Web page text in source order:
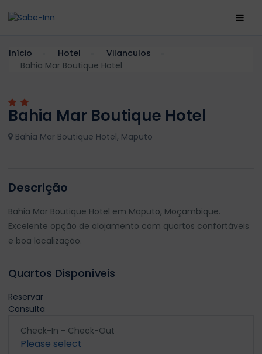
Início Hotel
Vilanculos
Bahia Mar Boutique Hotel
Bahia Mar Boutique Hotel
Bahia Mar Boutique Hotel, Maputo
Descrição
Bahia Mar Boutique Hotel em Maputo, Moçambique.
Excelente opção de alojamento com quartos confortáveis
e boa localização.
Quartos Disponíveis
Reservar
Consulta
Check-In - Check-Out
Please select